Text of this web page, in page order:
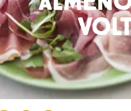
una
volta